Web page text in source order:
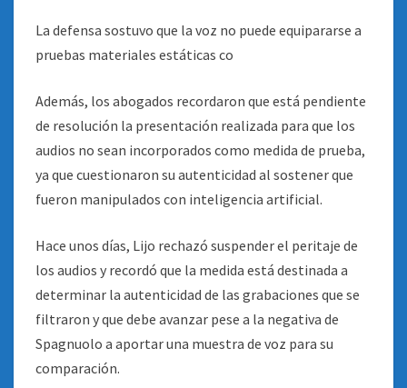
La defensa sostuvo que la voz no puede equipararse a
pruebas materiales estáticas co
Además, los abogados recordaron que está pendiente
de resolución la presentación realizada para que los
audios no sean incorporados como medida de prueba,
ya que cuestionaron su autenticidad al sostener que
fueron manipulados con inteligencia artificial.
Hace unos días, Lijo rechazó suspender el peritaje de
los audios y recordó que la medida está destinada a
determinar la autenticidad de las grabaciones que se
filtraron y que debe avanzar pese a la negativa de
Spagnuolo a aportar una muestra de voz para su
comparación.